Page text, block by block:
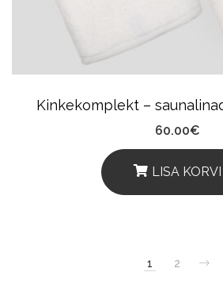
Chosen
Kinkekomplekt –
60.00€
LISA KORVI
1 2